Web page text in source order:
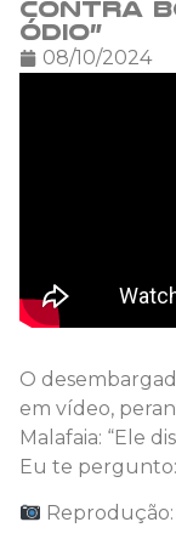
contra
ódio”
08/10/2024
O
em vídeo,
Malafaia: “Ele
Eu te pergunto:
Reprodução: